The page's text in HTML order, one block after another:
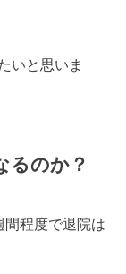
いと思いま
るのか？
程度で退院は